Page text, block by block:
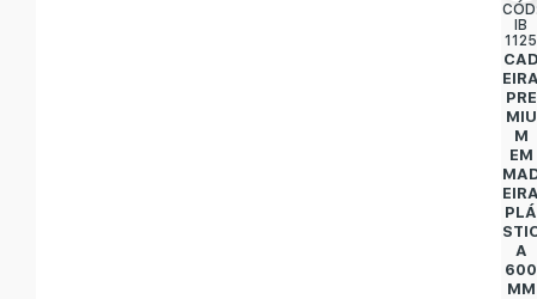
IB
1125
PRE
MIU
M
EM
PLÁ
A
600
MM